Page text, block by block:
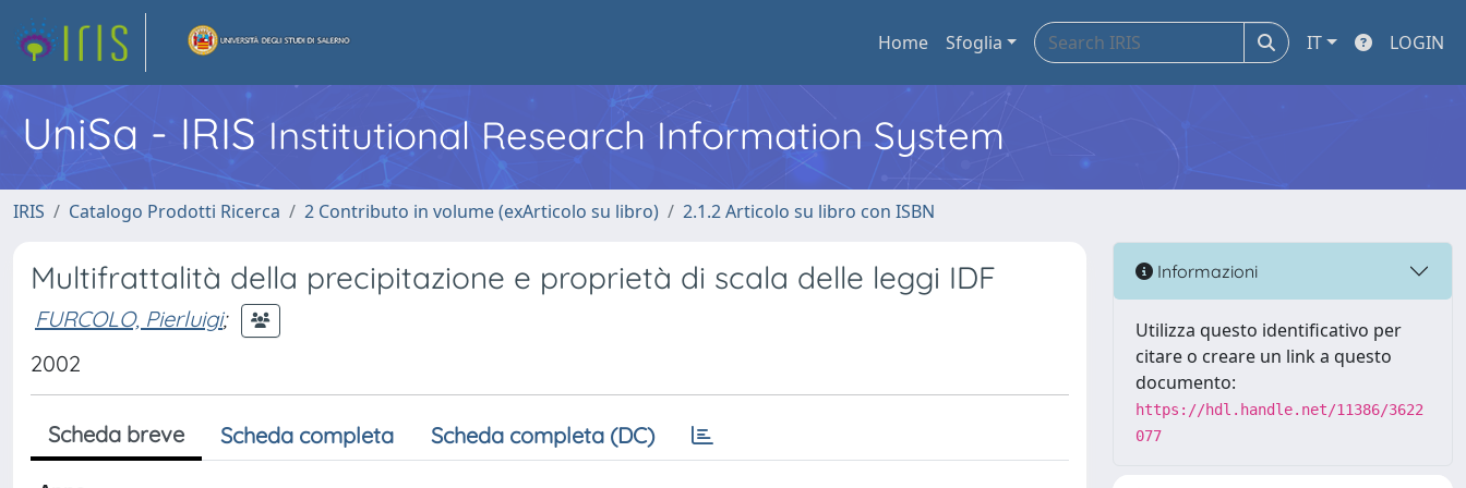
Home Sfoglia IT LOGIN
UniSa - IRIS Institutional Research Information System
IRIS Catalogo Prodotti Ricerca 2 Contributo in volume (exArticolo su libro) 2.1.2 Articolo su libro con ISBN
Multifrattalità della precipitazione e proprietà di scala delle leggi IDF
FURCOLO, Pierluigi;
2002
Scheda breve Scheda completa Scheda completa (DC)
Informazioni
Utilizza questo identificativo per
citare o creare un link a questo
documento:
https://hdl.handle.net/11386/3622
077